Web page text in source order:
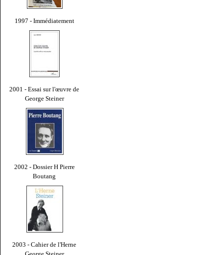
1997 - Immédiatement
2001 - Essai sur l'œuvre de
George Steiner
2002 - Dossier H Pierre
Boutang
2003 - Cahier de l'Herne